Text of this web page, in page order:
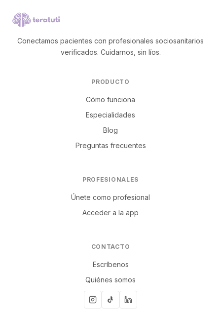
Conectamos pacientes con profesionales sociosanitarios
verificados. Cuidarnos, sin líos.
PRODUCTO
Cómo funciona
Especialidades
Blog
Preguntas frecuentes
PROFESIONALES
Únete como profesional
Acceder a la app
CONTACTO
Escríbenos
Quiénes somos